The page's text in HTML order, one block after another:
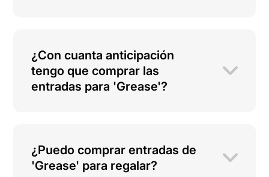
¿Con cuanta anticipación
tengo que comprar las
entradas para 'Grease'?
¿Puedo comprar entradas de
'Grease' para regalar?